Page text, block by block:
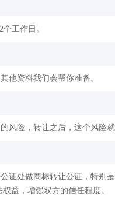
工作日。
他资料我们会帮你准备。
风险，转让之后，这个风险
证处做商标转让公证，特别
益，增强双方的信任程度。